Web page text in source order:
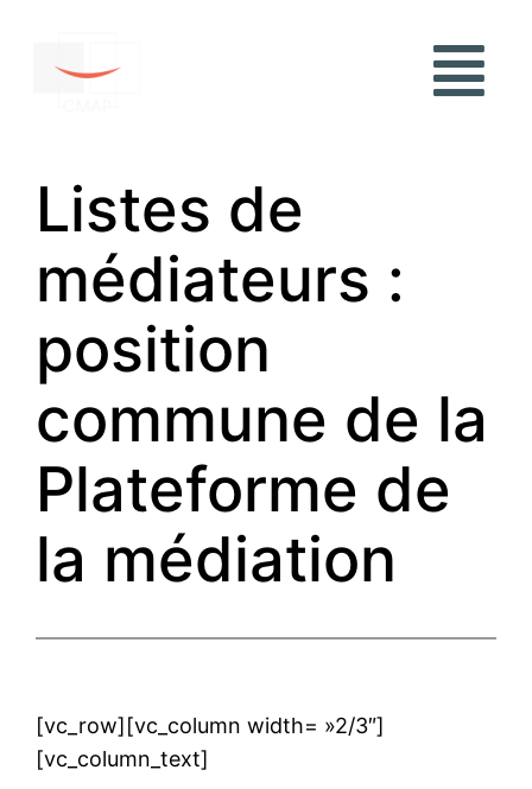
Listes de
médiateurs :
position
commune de la
Plateforme de
la médiation
[vc_row][vc_column width= »2/3″]
[vc_column_text]